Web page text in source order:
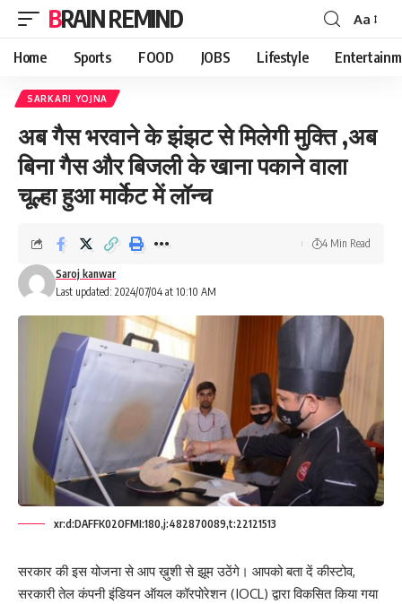
BRAIN REMIND
Font
Resizer
Aa
Home Sports FOOD JOBS Lifestyle
SARKARI YOJNA
अब गैस भरवाने के झंझट से मिलेगी मुक्ति ,अब
बिना गैस और बिजली के खाना पकाने वाला
चूल्हा हुआ मार्केट में लॉन्च
Last updated: 2024/07/04 at 10:10 AM
Saroj kanwar
4 Min Read
xr:d:DAFFK02OFMI:180,j:482870089,t:22121513
सरकार की इस योजना से आप ख़ुशी से झूम उठेंगे। आपको बता दें कीस्टोव,
सरकारी तेल कंपनी इंडियन ऑयल कॉरपोरेशन (IOCL) द्वारा विकसित किया गया